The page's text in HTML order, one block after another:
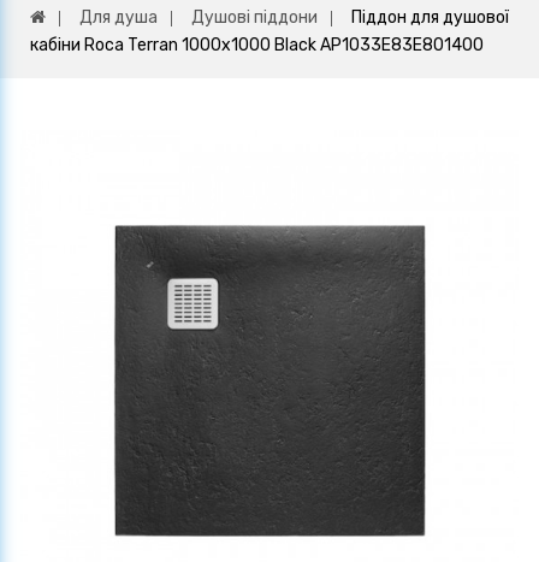
Для душа Душові піддони
Піддон для душової
кабіни Roca Terran 1000х1000 Black AP1033E83E801400